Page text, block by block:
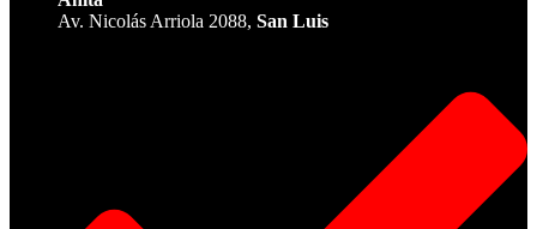
Av. Nicolás Arriola 2088, San Luis